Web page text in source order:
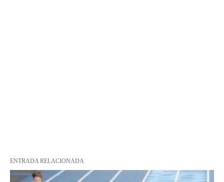
ENTRADA RELACIONADA